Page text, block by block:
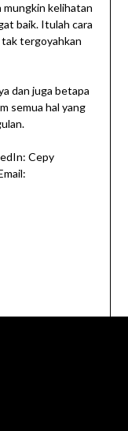
mungkin kelihatan
baik. Itulah cara
tergoyahkan
dan juga betapa
semua hal yang
Cepy